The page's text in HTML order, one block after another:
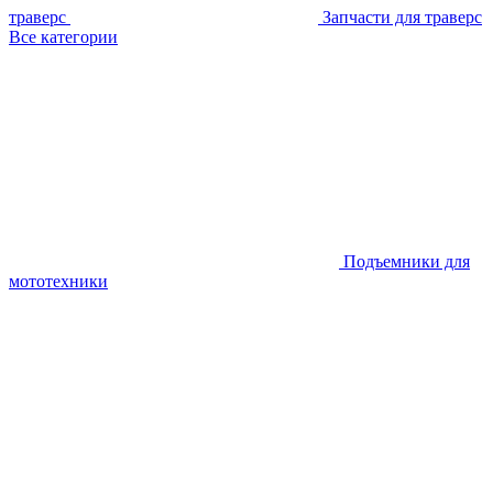
траверс
Запчасти для траверс
Все категории
Подъемники для
мототехники